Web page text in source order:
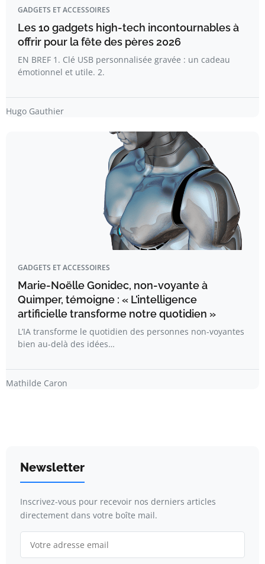
GADGETS ET ACCESSOIRES
Les 10 gadgets high-tech incontournables à
offrir pour la fête des pères 2026
EN BREF 1. Clé USB personnalisée gravée : un cadeau
émotionnel et utile. 2.
Hugo Gauthier
GADGETS ET ACCESSOIRES
Marie-Noëlle Gonidec, non-voyante à
Quimper, témoigne : « L’intelligence
artificielle transforme notre quotidien »
L’IA transforme le quotidien des personnes non-voyantes
bien au-delà des idées…
Mathilde Caron
Newsletter
Inscrivez-vous pour recevoir nos derniers articles
directement dans votre boîte mail.